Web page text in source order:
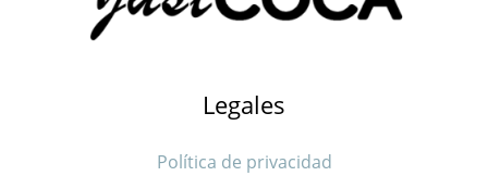
Legales
Política de privacidad